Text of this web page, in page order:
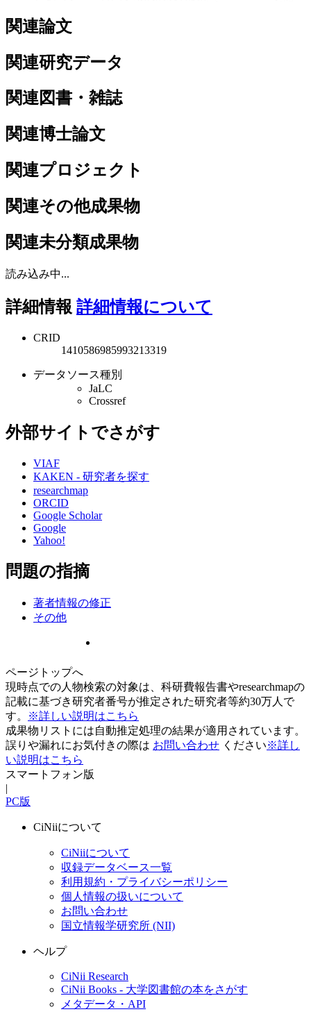
関連論文
関連研究データ
関連図書・雑誌
関連博士論文
関連プロジェクト
関連その他成果物
関連未分類成果物
読み込み中...
詳細情報 詳細情報について
CRID
1410586985993213319
データソース種別
JaLC
Crossref
外部サイトでさがす
VIAF
KAKEN - 研究者を探す
researchmap
ORCID
Google Scholar
Google
Yahoo!
問題の指摘
著者情報の修正
その他
ページトップへ
現時点での人物検索の対象は、科研費報告書やresearchmapの
記載に基づき研究者番号が推定された研究者等約30万人で
す。
※詳しい説明はこちら
成果物リストには自動推定処理の結果が適用されています。
誤りや漏れにお気付きの際は お問い合わせ ください※詳し
い説明はこちら
スマートフォン版
|
PC版
CiNiiについて
CiNiiについて
収録データベース一覧
利用規約・プライバシーポリシー
個人情報の扱いについて
お問い合わせ
国立情報学研究所 (NII)
ヘルプ
CiNii Research
CiNii Books - 大学図書館の本をさがす
メタデータ・API